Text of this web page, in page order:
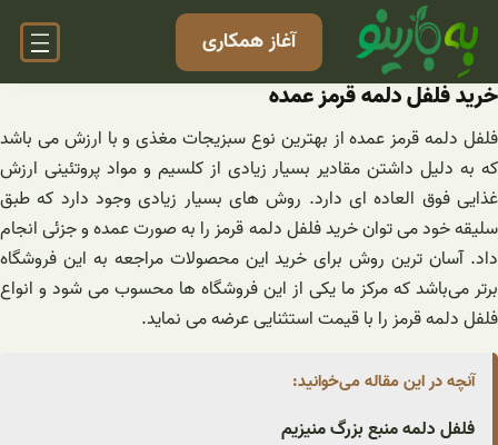
محتوا
آغاز همکاری
خرید فلفل دلمه قرمز عمده
فلفل دلمه قرمز عمده از بهترین نوع سبزیجات مغذی و با ارزش می باشد
که به دلیل داشتن مقادیر بسیار زیادی از کلسیم و مواد پروتئینی ارزش
غذایی فوق العاده ای دارد. روش های بسیار زیادی وجود دارد که طبق
سلیقه خود می توان خرید فلفل دلمه قرمز را به صورت عمده و جزئی انجام
داد. آسان ترین روش برای خرید این محصولات مراجعه به این فروشگاه
برتر می‌باشد که مرکز ما یکی از این فروشگاه ها محسوب می شود و انواع
فلفل دلمه قرمز را با قیمت استثنایی عرضه می نماید.
آنچه در این مقاله می‌خوانید:
فلفل دلمه منبع بزرگ منیزیم